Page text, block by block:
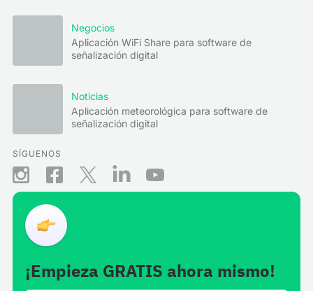
Negocios
Aplicación WiFi Share para software de
señalización digital
Noticias
Aplicación meteorológica para software de
señalización digital
SÍGUENOS
¡Empieza GRATIS ahora mismo!